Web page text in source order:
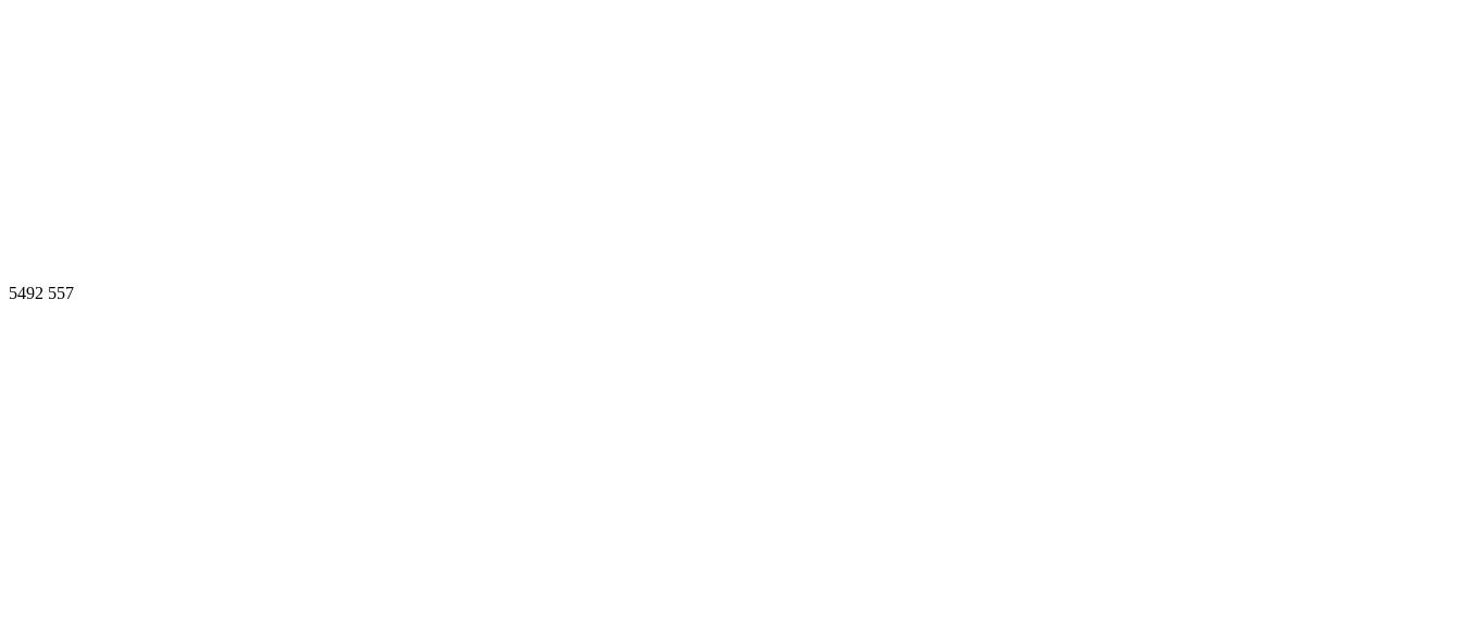
5492 557